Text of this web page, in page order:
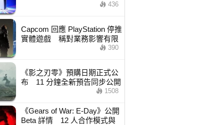
436
Capcom 回應 PlayStation 停推
實體遊戲 稱對業務影響有限
390
《影之刃零》預購日期正式公
布 11 分鐘全新預告同步公開
1508
《Gears of War: E-Day》公開
Beta 詳情 12 人合作模式與